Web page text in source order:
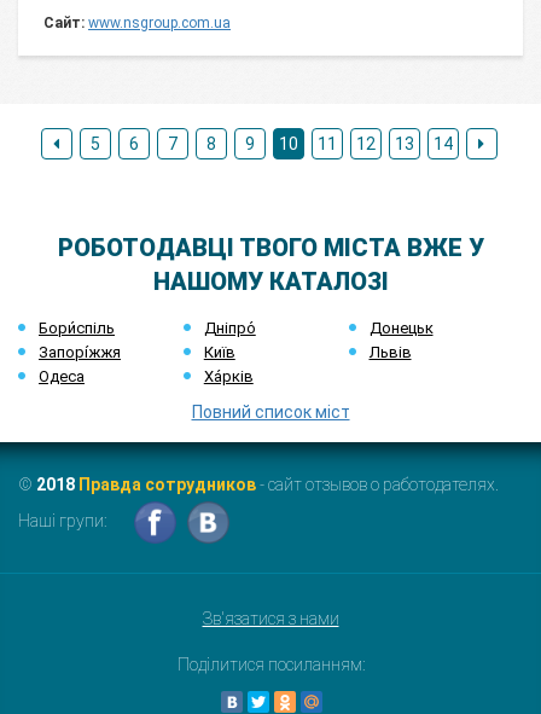
Сайт: www.nsgroup.com.ua
5 6 7 8 9 10 11 12 13 14
РОБОТОДАВЦІ ТВОГО МІСТА ВЖЕ У
НАШОМУ КАТАЛОЗІ
Бори́спіль Дніпро́
Донецьк
Запорі́жжя
Київ
Львів
Одеса
Ха́рків
Повний список міст
© 2018 Правда сотрудников- сайт отзывов о работодателях.
Наші групи:
Зв'язатися з нами
Поділитися посиланням: